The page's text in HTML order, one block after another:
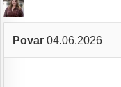
Povar 04.06.2026